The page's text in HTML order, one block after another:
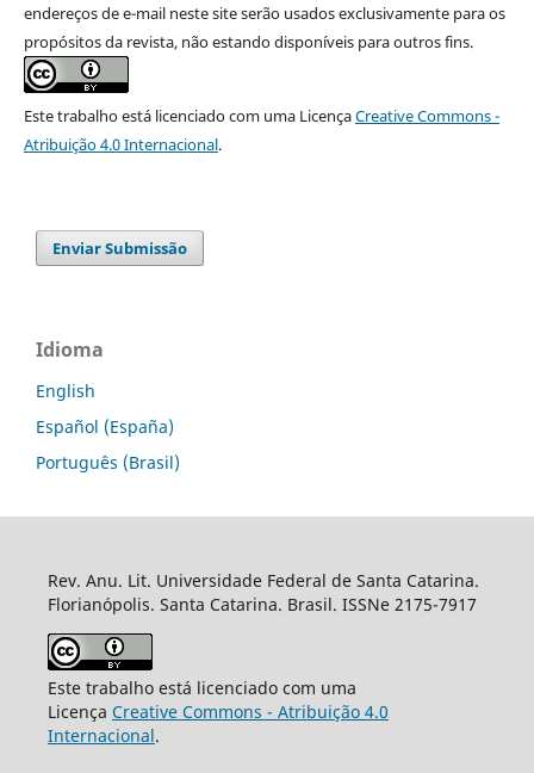
endereços de e-mail neste site serão usados exclusivamente para os
propósitos da revista, não estando disponíveis para outros fins.
Este trabalho está licenciado com uma LicençaCreative Commons -
Atribuição 4.0 Internacional.
Enviar Submissão
Idioma
English
Español (España)
Português (Brasil)
Rev. Anu. Lit. Universidade Federal de Santa Catarina.
Florianópolis. Santa Catarina. Brasil. ISSNe 2175-7917
Este trabalho está licenciado com uma
Licença Creative Commons - Atribuição 4.0
Internacional.